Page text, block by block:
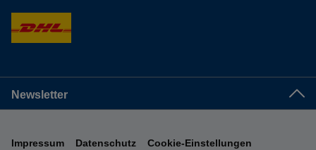
Newsletter
Impressum Datenschutz Cookie-Einstellungen